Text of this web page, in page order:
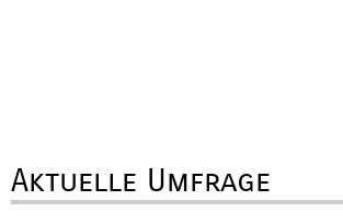
Aktuelle Umfrage